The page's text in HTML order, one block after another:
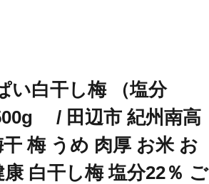
い白干し梅 （塩分
/ 田辺市 紀州南高
梅 うめ 肉厚 お米 お
白干し梅 塩分22％ ご